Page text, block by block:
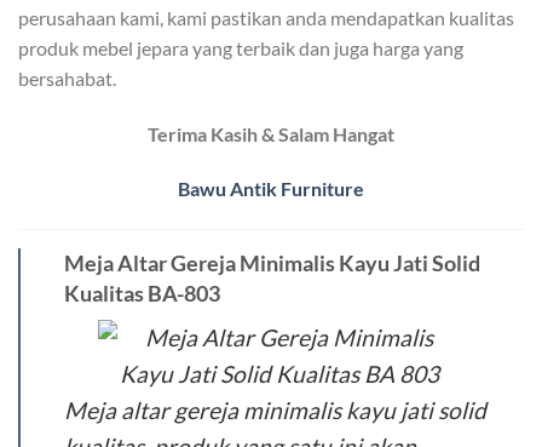
perusahaan kami, kami pastikan anda mendapatkan kualitas
produk mebel jepara yang terbaik dan juga harga yang
bersahabat.
Terima Kasih & Salam Hangat
Bawu Antik Furniture
Meja Altar Gereja Minimalis Kayu Jati Solid
Kualitas BA-803
Meja altar gereja minimalis kayu jati solid